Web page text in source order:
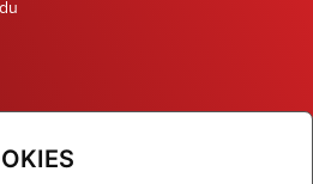
ventily